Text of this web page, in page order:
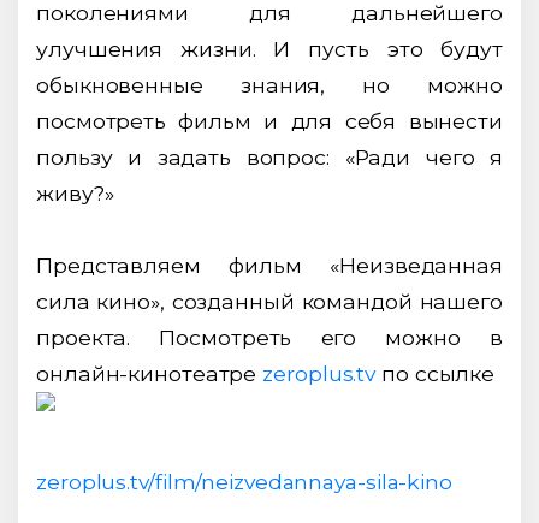
поколениями для дальнейшего
улучшения жизни. И пусть это будут
обыкновенные знания, но можно
посмотреть фильм и для себя вынести
пользу и задать вопрос: «Ради чего я
живу?»
Представляем фильм «Неизведанная
сила кино», созданный командой нашего
проекта. Посмотреть его можно в
онлайн-кинотеатре zeroplus.tvпо ссылке
zeroplus.tv/film/neizvedannaya-sila-kino